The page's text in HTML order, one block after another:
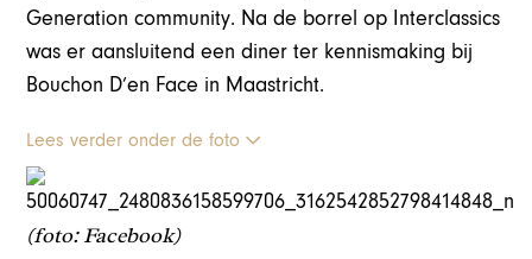
Generation community. Na de borrel op Interclassics
was er aansluitend een diner ter kennismaking bij
Bouchon D’en Face in Maastricht.
Lees verder onder de foto
(foto: Facebook)